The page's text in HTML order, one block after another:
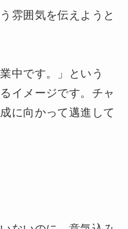
雰囲気を伝えようと
中です。」という
イメージです。チャ
に向かって邁進して